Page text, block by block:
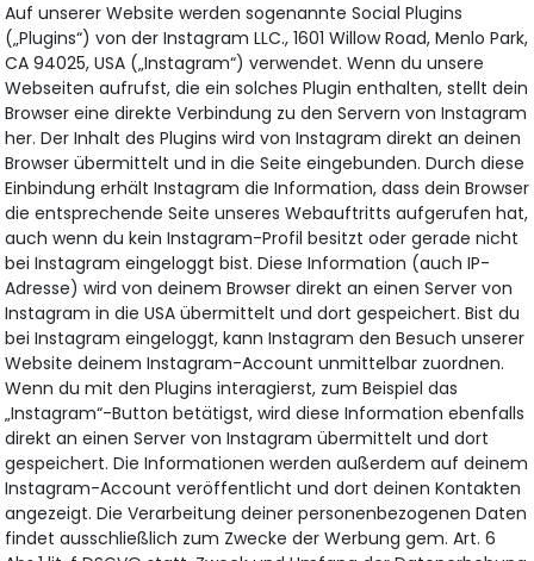
Auf unserer Website werden sogenannte Social Plugins
(„Plugins“) von der Instagram LLC., 1601 Willow Road, Menlo Park,
CA 94025, USA („Instagram“) verwendet. Wenn du unsere
Webseiten aufrufst, die ein solches Plugin enthalten, stellt dein
Browser eine direkte Verbindung zu den Servern von Instagram
her. Der Inhalt des Plugins wird von Instagram direkt an deinen
Browser übermittelt und in die Seite eingebunden. Durch diese
Einbindung erhält Instagram die Information, dass dein Browser
die entsprechende Seite unseres Webauftritts aufgerufen hat,
auch wenn du kein Instagram-Profil besitzt oder gerade nicht
bei Instagram eingeloggt bist. Diese Information (auch IP-
Adresse) wird von deinem Browser direkt an einen Server von
Instagram in die USA übermittelt und dort gespeichert. Bist du
bei Instagram eingeloggt, kann Instagram den Besuch unserer
Website deinem Instagram-Account unmittelbar zuordnen.
Wenn du mit den Plugins interagierst, zum Beispiel das
„Instagram“-Button betätigst, wird diese Information ebenfalls
direkt an einen Server von Instagram übermittelt und dort
gespeichert. Die Informationen werden außerdem auf deinem
Instagram-Account veröffentlicht und dort deinen Kontakten
angezeigt. Die Verarbeitung deiner personenbezogenen Daten
findet ausschließlich zum Zwecke der Werbung gem. Art. 6